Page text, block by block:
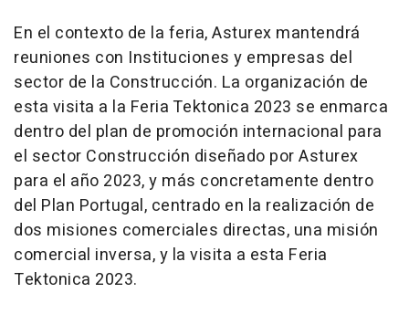
En el contexto de la feria, Asturex mantendrá
reuniones con Instituciones y empresas del
sector de la Construcción. La organización de
esta visita a la Feria Tektonica 2023 se enmarca
dentro del plan de promoción internacional para
el sector Construcción diseñado por Asturex
para el año 2023, y más concretamente dentro
del Plan Portugal, centrado en la realización de
dos misiones comerciales directas, una misión
comercial inversa, y la visita a esta Feria
Tektonica 2023.